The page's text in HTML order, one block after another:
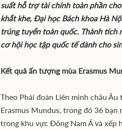
suất hỗ trợ tài chính toàn phần
khắt khe, Đại học Bách khoa Hà
trúng tuyển toàn quốc. Thành tích
cơ hội học tập quốc tế dành cho
Kết quả ấn tượng mùa Erasmus
Theo Phái đoàn Liên minh châu
Erasmus Mundus, trong đó 36
trong khu vực Đông Nam Á và xếp